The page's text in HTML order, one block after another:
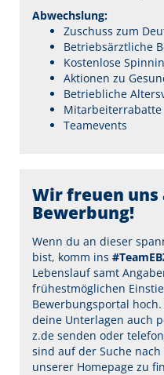
Abwechslung:
Zuschuss zum
Betriebsärztliche
Kostenlose
Aktionen zu
Betriebliche
Mitarbeiterrabatte
Teamevents
Wir freuen uns
Bewerbung!
Wenn du an dieser
bist, komm ins
Lebenslauf samt
frühestmöglichen
Bewerbungsportal
deine Unterlagen auch
z.de senden oder
sind auf der Suche
unserer Homepage zu